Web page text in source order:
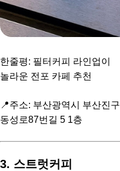
한줄평: 필터커피 라인업이
놀라운 전포 카페 추천
📍주소: 부산광역시 부산진구
동성로87번길 5 1층
3. 스트럿커피